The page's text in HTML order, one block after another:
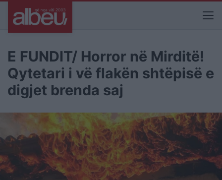
E FUNDIT/ Horror në Mirditë!
Qytetari i vë flakën shtëpisë e
digjet brenda saj